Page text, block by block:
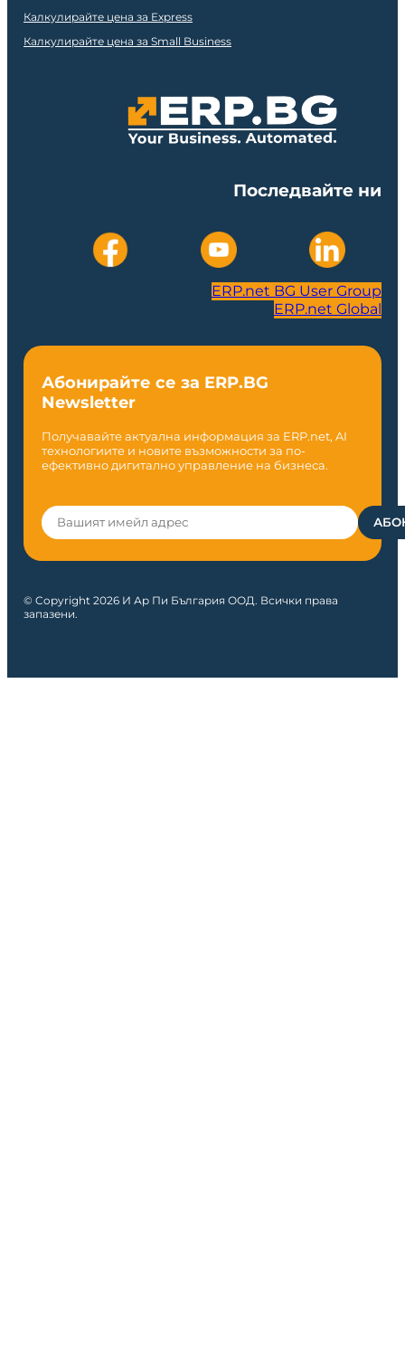
Калкулирайте цена за Express
Калкулирайте цена за Small Business
Последвайте ни
ERP.net BG User Group
ERP.net Global
Абонирайте се за ERP.BG
Newsletter
Получавайте актуална информация за ERP.net, AI
технологиите и новите възможности за по-
ефективно дигитално управление на бизнеса.
© Copyright 2026 И Ар Пи България ООД. Всички права
запазени.